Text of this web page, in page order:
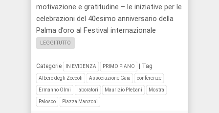
motivazione e gratitudine – le iniziative per le
celebrazioni del 40esimo anniversario della
Palma d’oro al Festival internazionale
LEGGI TUTTO
Categorie IN EVIDENZA PRIMO PIANO | Tag
Albero degli Zoccoli Associazione Gaia conferenze
Ermanno Olmi laboratori Maurizio Plebani Mostra
Palosco Piazza Manzoni